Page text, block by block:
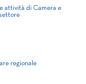
attività di Camera e
regionale